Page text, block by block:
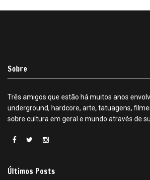
Sobre
Três amigos que estão há muitos anos
underground, hardcore, arte, tatuagens,
sobre cultura em geral e mundo através de
Últimos Posts